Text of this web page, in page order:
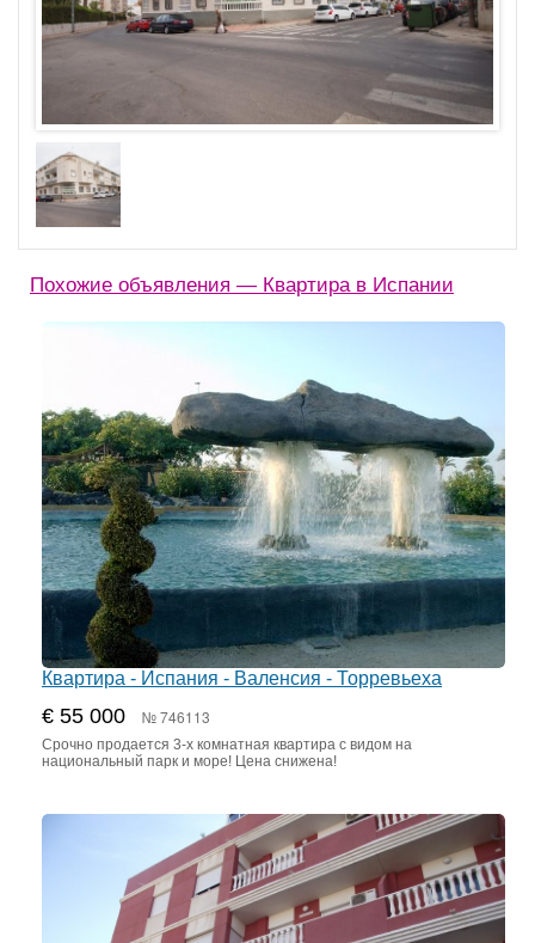
Похожие объявления — Квартира в Испании
Квартира - Испания - Валенсия - Торревьеха
€ 55 000 № 746113
Срочно продается 3-х комнатная квартира с видом на
национальный парк и море! Цена снижена!